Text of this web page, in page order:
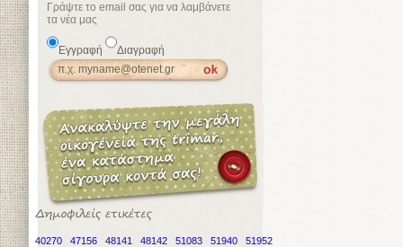
Γράψτε το email σας για να λαμβάνετε
τα νέα μας
Εγγραφή Διαγραφή
40270 47156 48141 48142 51083 51940 51952